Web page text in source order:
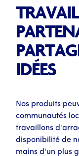
IDÉES
Nos produits
communautés
travaillons
disponibilité de
mains d'un plus